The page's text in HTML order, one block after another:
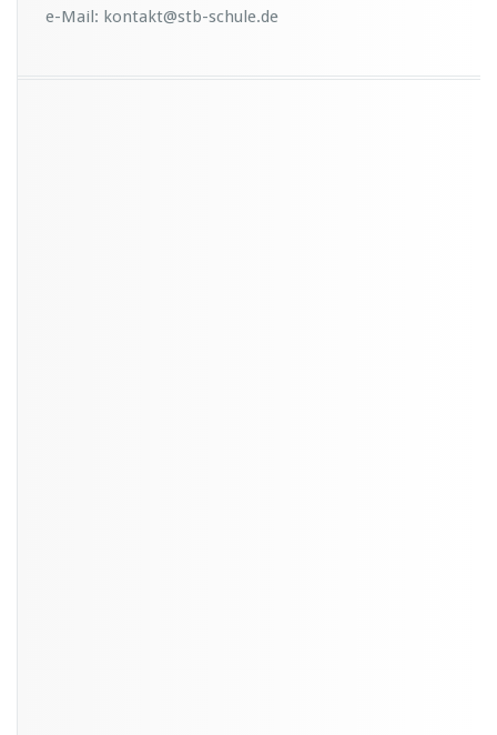
e-Mail: kontakt@stb-schule.de